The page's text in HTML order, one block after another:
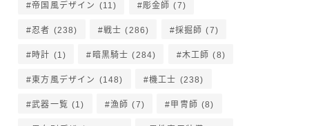
帝国風デザイン (11) 彫金師 (7)
忍者 (238) 戦士 (286) 採掘師 (7)
時計 (1) 暗黒騎士 (284) 木工師 (8)
東方風デザイン (148) 機工士 (238)
武器一覧 (1) 漁師 (7) 甲冑師 (8)